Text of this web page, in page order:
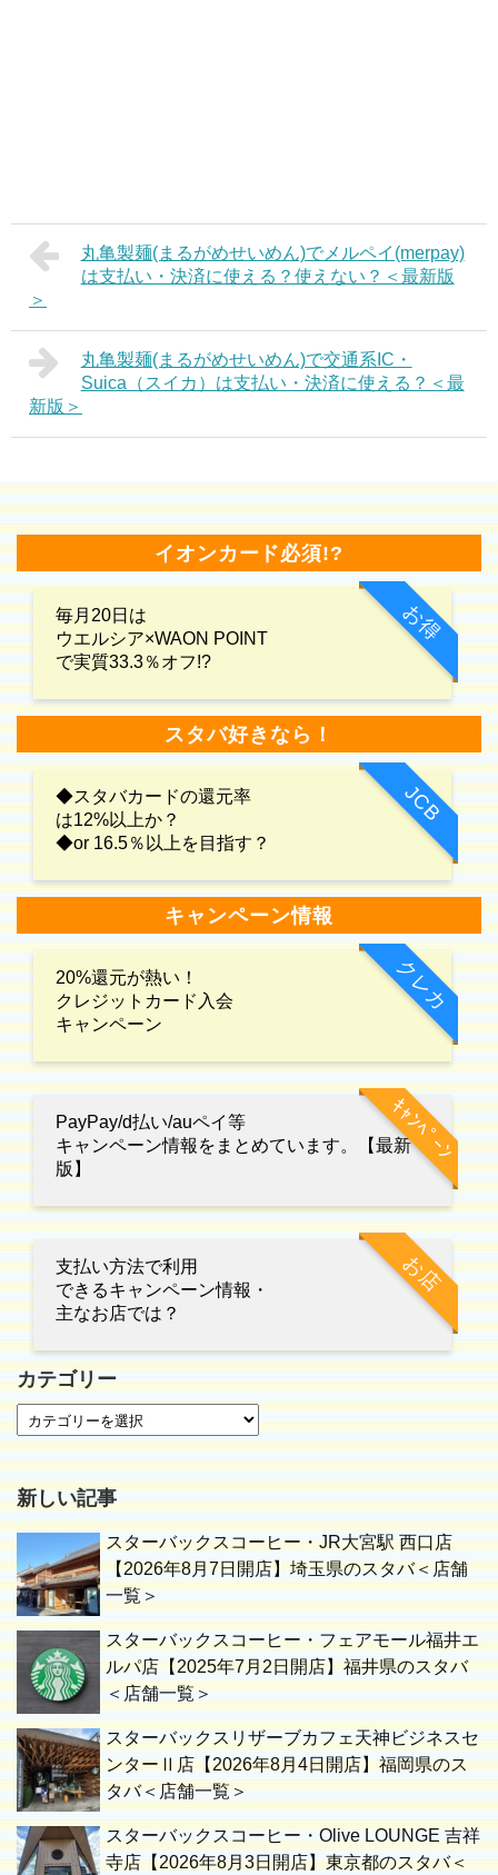
丸亀製麺(まるがめせいめん)でメルペイ(merpay)
は支払い・決済に使える？使えない？＜最新版
＞
丸亀製麺(まるがめせいめん)で交通系IC・
Suica（スイカ）は支払い・決済に使える？＜最
新版＞
イオンカード必須!?
お得
毎月20日は
ウエルシア×WAON POINT
で実質33.3％オフ!?
スタバ好きなら！
JCB
◆スタバカードの還元率
は12%以上か？
◆or 16.5％以上を目指す？
キャンペーン情報
クレカ
20%還元が熱い！
クレジットカード入会
キャンペーン
ｷｬﾝﾍﾟｰﾝ
PayPay/d払い/auペイ等
キャンペーン情報をまとめています。【最新
版】
お店
支払い方法で利用
できるキャンペーン情報・
主なお店では？
カテゴリー
新しい記事
スターバックスコーヒー・JR大宮駅 西口店
【2026年8月7日開店】埼玉県のスタバ＜店舗
一覧＞
スターバックスコーヒー・フェアモール福井エ
ルパ店【2025年7月2日開店】福井県のスタバ
＜店舗一覧＞
スターバックスリザーブカフェ天神ビジネスセ
ンターⅡ店【2026年8月4日開店】福岡県のス
タバ＜店舗一覧＞
スターバックスコーヒー・Olive LOUNGE 吉祥
寺店【2026年8月3日開店】東京都のスタバ＜